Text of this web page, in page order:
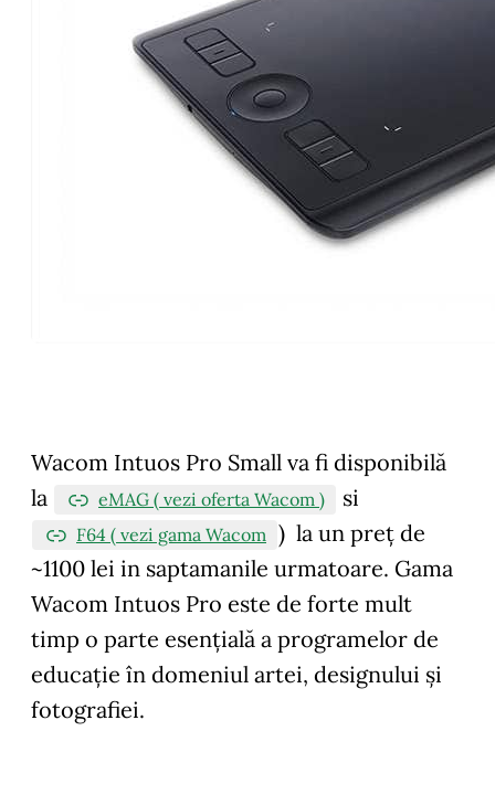
Wacom Intuos Pro Small va fi disponibilă
la
eMAG ( vezi oferta Wacom ) si
F64 ( vezi gama Wacom ) la un preţ de
~1100 lei in saptamanile urmatoare. Gama
Wacom Intuos Pro este de forte mult
timp o parte esențială a programelor de
educație în domeniul artei, designului și
fotografiei.